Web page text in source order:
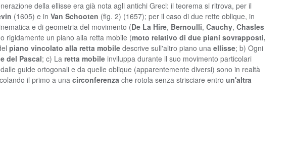
della ellisse era già nota agli antichi Greci: il teorema si ritrova, per il
(1605) e in Van Schooten (fig. 2) (1657); per il caso di due rette oblique, in
e di geometria del movimento (De La Hire, Bernoulli, Cauchy, Chasles
rigidamente un piano alla retta mobile (moto relativo di due piani sovrapposti,
piano vincolato alla retta mobile descrive sull'altro piano una ellisse; b) Ogni
del Pascal; c) La retta mobile inviluppa durante il suo movimento particolari
guide ortogonali e da quelle oblique (apparentemente diversi) sono in realtà
il primo a unacirconferenza che rotola senza strisciare entro un'altra